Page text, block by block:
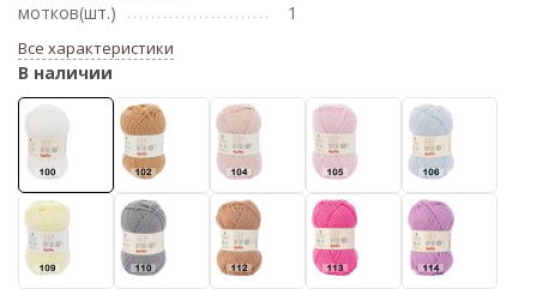
мотков(шт.)
1
Все характеристики
В наличии